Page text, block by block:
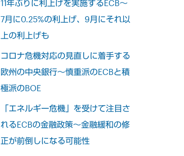
11年ぶりに利上げを実施するECB～
7月に0.25%の利上げ、9月にそれ以
上の利上げも
コロナ危機対応の見直しに着手する
欧州の中央銀行～慎重派のECBと積
極派のBOE
「エネルギー危機」を受けて注目さ
れるECBの金融政策～金融緩和の修
正が前倒しになる可能性